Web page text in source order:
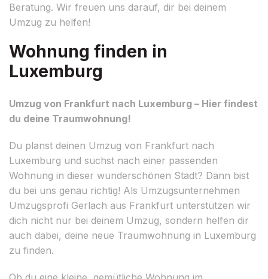
Beratung. Wir freuen uns darauf, dir bei deinem
Umzug zu helfen!
Wohnung finden in
Luxemburg
Umzug von Frankfurt nach Luxemburg – Hier findest
du deine Traumwohnung!
Du planst deinen Umzug von Frankfurt nach
Luxemburg und suchst nach einer passenden
Wohnung in dieser wunderschönen Stadt? Dann bist
du bei uns genau richtig! Als Umzugsunternehmen
Umzugsprofi Gerlach aus Frankfurt unterstützen wir
dich nicht nur bei deinem Umzug, sondern helfen dir
auch dabei, deine neue Traumwohnung in Luxemburg
zu finden.